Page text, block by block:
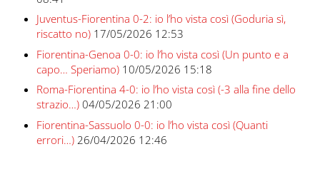
Juventus-Fiorentina 0-2: io l’ho vista così (Goduria sì,
riscatto no) 17/05/2026 12:53
Fiorentina-Genoa 0-0: io l’ho vista così (Un punto e a
capo… Speriamo) 10/05/2026 15:18
Roma-Fiorentina 4-0: io l’ho vista così (-3 alla fine dello
strazio…) 04/05/2026 21:00
Fiorentina-Sassuolo 0-0: io l’ho vista così (Quanti
errori…) 26/04/2026 12:46